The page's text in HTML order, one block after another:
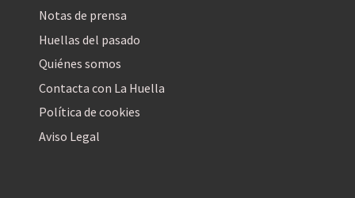
Notas de prensa
Huellas del pasado
Quiénes somos
Contacta con La Huella
Política de cookies
Aviso Legal